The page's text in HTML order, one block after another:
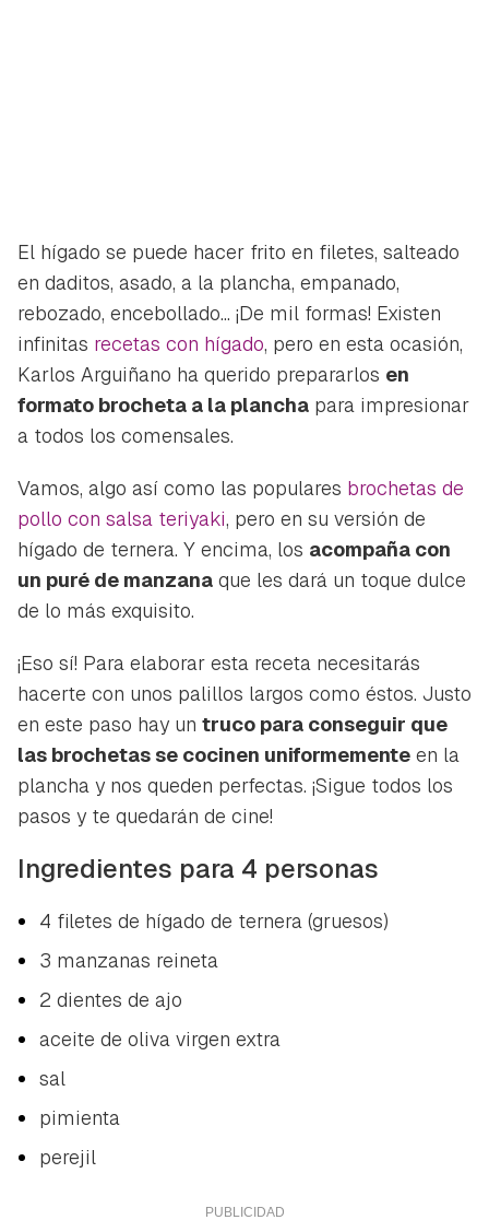
El hígado se puede hacer frito en filetes, salteado
en daditos, asado, a la plancha, empanado,
rebozado, encebollado... ¡De mil formas! Existen
infinitas recetas con hígado, pero en esta ocasión,
Karlos Arguiñano ha querido prepararlos en
formato brocheta a la plancha para impresionar
a todos los comensales.
Vamos, algo así como las populares brochetas de
pollo con salsa teriyaki, pero en su versión de
hígado de ternera. Y encima, los acompaña con
un puré de manzana que les dará un toque dulce
de lo más exquisito.
¡Eso sí! Para elaborar esta receta necesitarás
hacerte con unos palillos largos como éstos. Justo
en este paso hay un truco para conseguir que
las brochetas se cocinen uniformemente en la
plancha y nos queden perfectas. ¡Sigue todos los
pasos y te quedarán de cine!
Ingredientes para 4 personas
4 filetes de hígado de ternera (gruesos)
3 manzanas reineta
2 dientes de ajo
aceite de oliva virgen extra
sal
pimienta
perejil